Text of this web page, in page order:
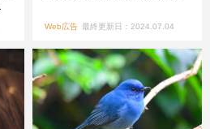
Web広告 最終更新日：2024.07.04